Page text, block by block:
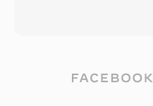
本到复杂的ASS样式字